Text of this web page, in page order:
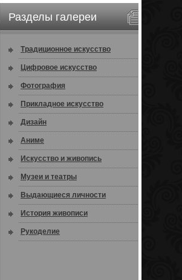
Разделы галереи
Традиционное искусство
Цифровое искусство
Фотография
Прикладное искусство
Дизайн
Аниме
Искусство и живопись
Музеи и театры
Выдающиеся личности
История живописи
Рукоделие